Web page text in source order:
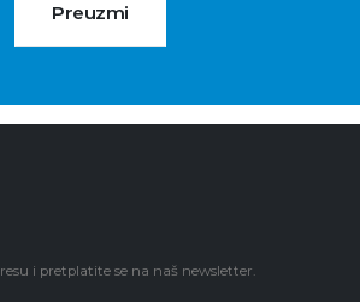
Preuzmi
i pretplatite se na naš newsletter.